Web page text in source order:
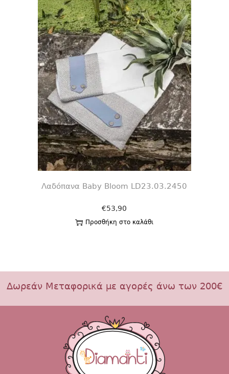
Λαδόπανα Baby Bloom LD23.03.2450
€53,90
Προσθήκη στο καλάθι
Δωρεάν Μεταφορικά με αγορές άνω των 200€